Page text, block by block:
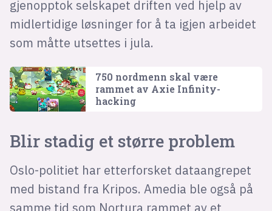
gjenopptok selskapet driften ved hjelp av
midlertidige løsninger for å ta igjen arbeidet
som måtte utsettes i jula.
750 nordmenn skal være
rammet av Axie Infinity-
hacking
Blir stadig et større problem
Oslo-politiet har etterforsket dataangrepet
med bistand fra Kripos. Amedia ble også på
samme tid som Nortura rammet av et